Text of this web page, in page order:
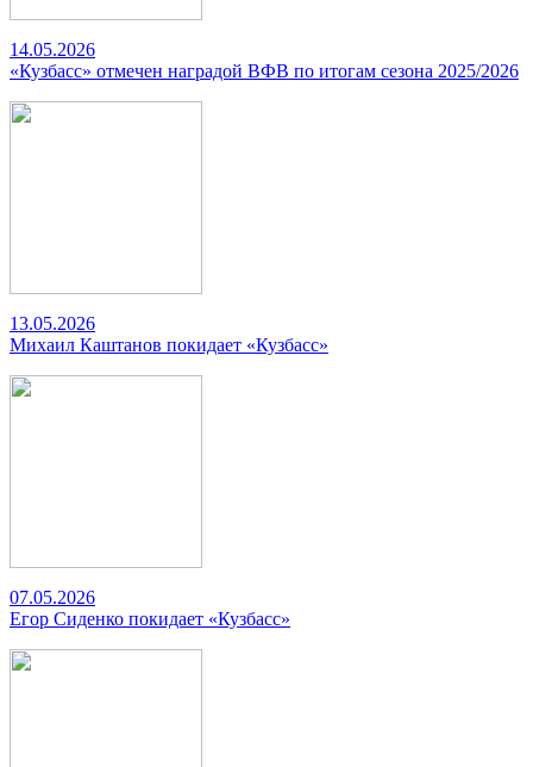
14.05.2026
«Кузбасс» отмечен наградой ВФВ по итогам сезона 2025/2026
13.05.2026
Михаил Каштанов покидает «Кузбасс»
07.05.2026
Егор Сиденко покидает «Кузбасс»